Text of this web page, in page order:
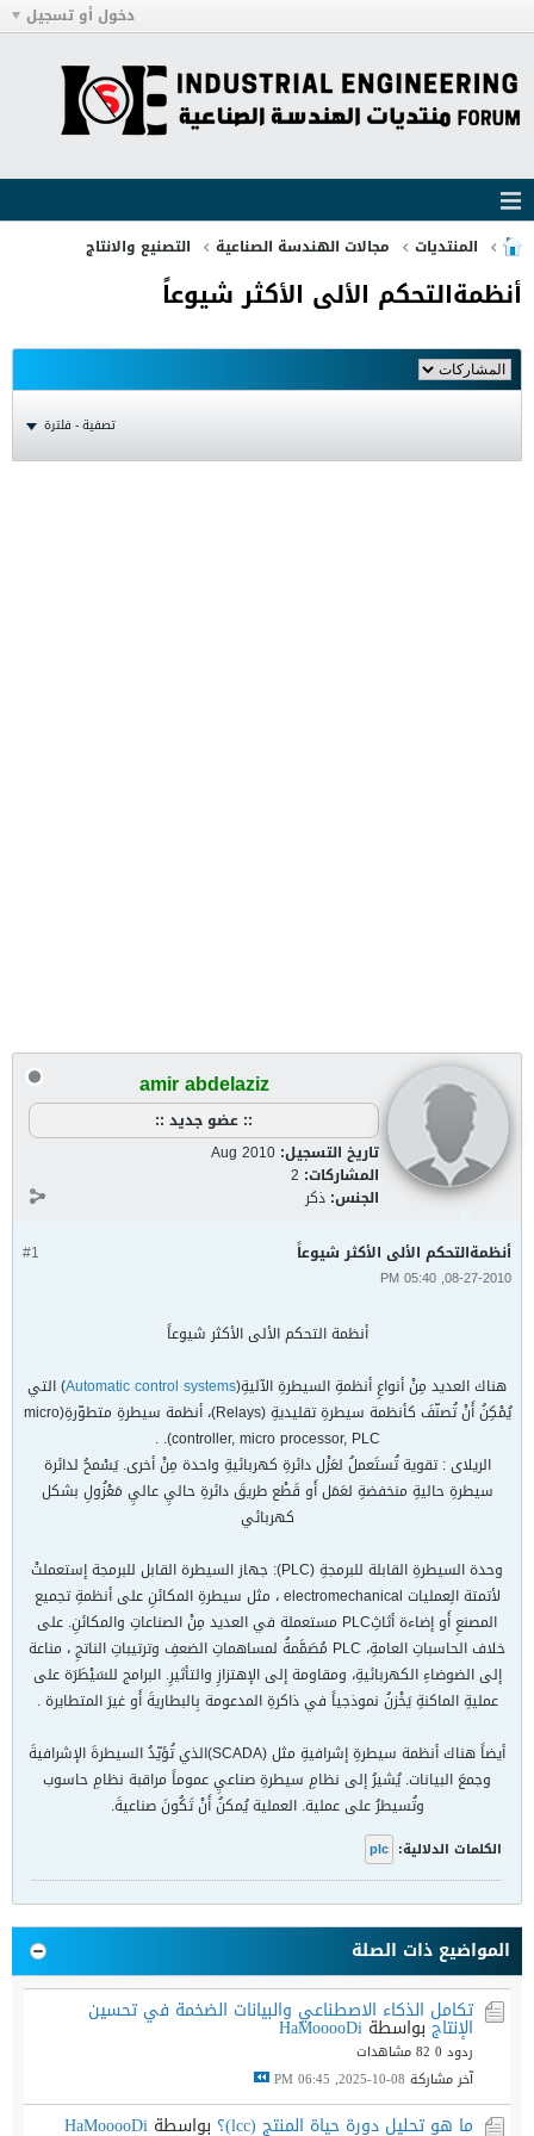
دخول أو تسجيل
المنتديات مجالات الهندسة الصناعية التصنيع والانتاج
أنظمةالتحكم الألى الأكثر شيوعاً
تصفية - فلترة
amir abdelaziz
:: عضو جديد ::
تاريخ التسجيل: Aug 2010
المشاركات: 2
الجنس: ذكر
#1 أنظمةالتحكم الألى الأكثر شيوعاً
08-27-2010, 05:40 PM
أنظمة التحكم الألى الأكثر شيوعاً
هناك العديد مِنْ أنواعِ أنظمةِ السيطرةِ الآليةِ(Automatic control systems) التي
يُمْكِنُ أَنْ تُصنّفَ كأنظمة سيطرةِ تقليديةِ (Relays)، أنظمة سيطرةِ متطوّرةِ(micro
controller, micro processor, PLC). .
الريلاى : تقوية تُستَعملُ لعَزْل دائرةِ كهربائيةِ واحدة مِنْ أخرى. يَسْمحُ لدائرة
سيطرةِ حاليةِ منخفضةِ لعَمَل أَو قَطْع طريقَ دائرةِ حاليِ عاليِ مَعْزُولِ بشكل
كهربائي
وحدة السيطرةِ القابلة للبرمجةِ (PLC): جهاز السيطرة القابل للبرمجة إستعملتْ
لأتمتة الِعمليات electromechanical ، مثل سيطرةِ المكائنِ على أنظمةِ تجميع
المصنعِ أَو إضاءة أثاثِPLC مستعملة في العديد مِنْ الصناعاتِ والمكائنِ. على
خلاف الحاسباتِ العامةِ، PLC مُصَمَّمةُ لمساهماتِ الضعفِ وترتيباتِ الناتجِ ، مناعة
إلى الضوضاءِ الكهربائيةِ، ومقاومة إلى الإهتزازِ والتأثيرِ. البرامج للسَيْطَرَة على
عمليةِ الماكنةِ يَخْزنُ نموذجياً في ذاكرةِ المدعومة بِالبطاريةَ أَو غيرَ المتطايرة .
أيضاً هناك أنظمة سيطرةِ إشرافيةِ مثل (SCADA)الذي تُؤيّدُ السيطرةَ الإشرافيةَ
وجمعَ البيانات. يُشيرُ إلى نظامِ سيطرةِ صناعيِ عموماً مراقبة نظامِ حاسوب
وتُسيطرُ على عملية. العملية يُمكنُ أَنْ تَكُونَ صناعيةَ.
الكلمات الدلالية: plc
المواضيع ذات الصلة
تكامل الذكاء الاصطناعي والبيانات الضخمة في تحسين
الإنتاج بواسطة HaMooooDi
ردود 0
82 مشاهدات
آخر مشاركة 08-10-2025, 06:45 PM
ما هو تحليل دورة حياة المنتج (lcc)؟ بواسطة HaMooooDi